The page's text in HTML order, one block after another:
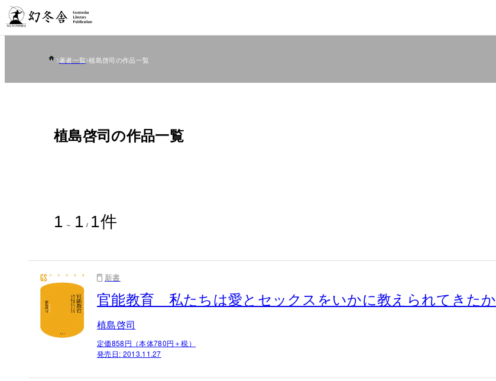
著者一覧 植島啓司の作品一覧
植島啓司の作品一覧
1 ～ 1 / 1件
新書
官能教育 私たちは愛とセックスをいかに教えられてきたか
植島啓司
定価858円（本体780円＋税）
発売日: 2013.11.27